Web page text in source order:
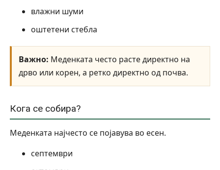
влажни шуми
оштетени стебла
Важно: Меденката често расте директно на
дрво или корен, а ретко директно од почва.
Кога се собира?
Меденката најчесто се појавува во есен.
септември